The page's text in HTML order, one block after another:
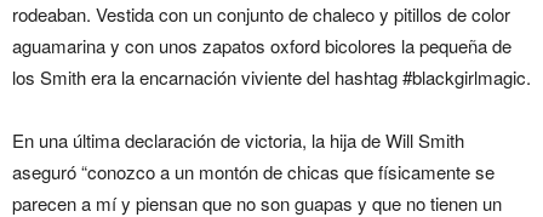
rodeaban. Vestida con un conjunto de chaleco y pitillos de color
aguamarina y con unos zapatos oxford bicolores la pequeña de
los Smith era la encarnación viviente del hashtag #blackgirlmagic.
En una última declaración de victoria, la hija de Will Smith
aseguró “conozco a un montón de chicas que físicamente se
parecen a mí y piensan que no son guapas y que no tienen un